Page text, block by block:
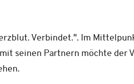
Verbindet.". Im
seinen Partnern möchte der